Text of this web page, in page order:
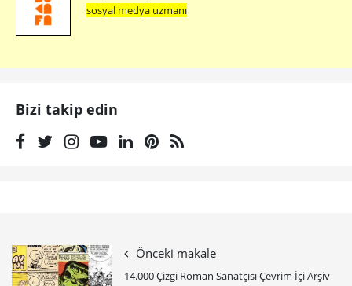
sosyal medya uzmanı
Bizi takip edin
Önceki makale
14.000 Çizgi Roman Sanatçısı Çevrim İçi Arşiv